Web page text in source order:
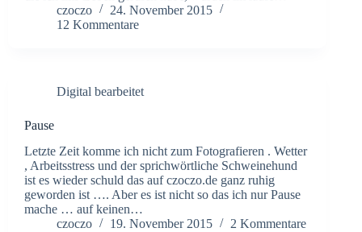
czoczo
24. November 2015
12 Kommentare
Digital bearbeitet
Pause
Letzte Zeit komme ich nicht zum Fotografieren . Wetter
, Arbeitsstress und der sprichwörtliche Schweinehund
ist es wieder schuld das auf czoczo.de ganz ruhig
geworden ist …. Aber es ist nicht so das ich nur Pause
mache … auf keinen…
czoczo
19. November 2015 2 Kommentare